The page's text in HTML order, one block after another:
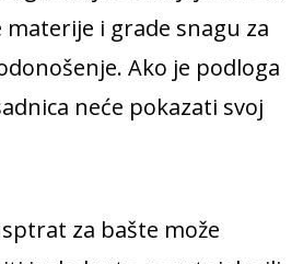
i grade snagu za
Ako je podloga
neće pokazati svoj
za bašte može